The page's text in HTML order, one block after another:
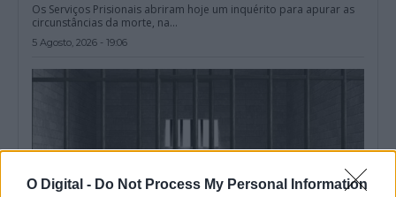
O Digital - Do Not Process My Personal Information
Os Serviços Prisionais abriram hoje um inquérito para apurar as
circunstâncias da morte, na...
5 Agosto, 2026 - 19:06